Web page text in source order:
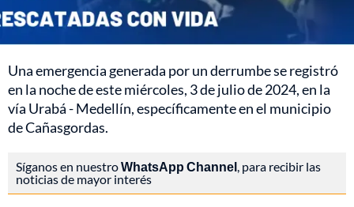
Una emergencia generada por un derrumbe se registró
en la noche de este miércoles, 3 de julio de 2024, en la
vía Urabá - Medellín, específicamente en el municipio
de Cañasgordas.
Síganos en nuestroWhatsApp Channel , para recibir las
noticias de mayor interés